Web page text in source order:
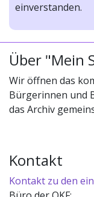
einverstanden.
Über "Mein
Wir öffnen das
Bürgerinnen und
das Archiv
Kontakt
Kontakt zu den